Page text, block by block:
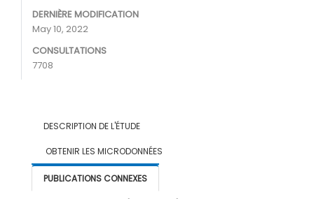
DERNIÈRE MODIFICATION
May 10, 2022
CONSULTATIONS
7708
DESCRIPTION DE L'ÉTUDE
OBTENIR LES MICRODONNÉES
PUBLICATIONS CONNEXES